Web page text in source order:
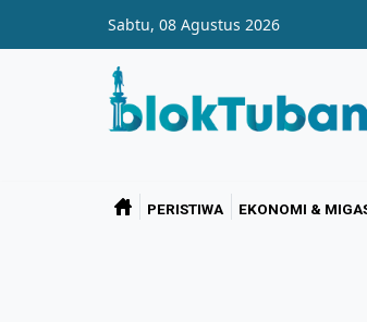
Sabtu, 08 Agustus 2026
PERISTIWA EKONOMI &